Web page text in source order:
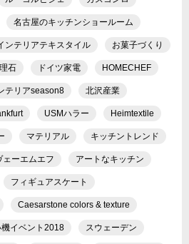
名古屋のキッチンショールーム
ンテリアテキスタイル お菓子づくり
石 ドイツ家電 HOMECHEF
テリアseason8 北沢産業
USMハラー Heimtextile
マテリアル キッチントレンド
ェーエムエフ アートなキッチン
フィギュアスケート
Caesarstone colors & texture
イベント2018 スウェーデン